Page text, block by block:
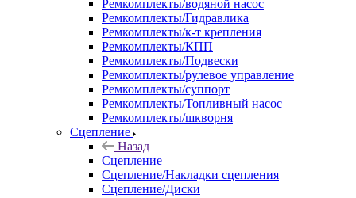
Ремкомплекты/водяной насос
Ремкомплекты/Гидравлика
Ремкомплекты/к-т крепления
Ремкомплекты/КПП
Ремкомплекты/Подвески
Ремкомплекты/рулевое управление
Ремкомплекты/суппорт
Ремкомплекты/Топливный насос
Ремкомплекты/шкворня
Сцепление
Назад
Сцепление
Сцепление/Накладки сцепления
Сцепление/Диски